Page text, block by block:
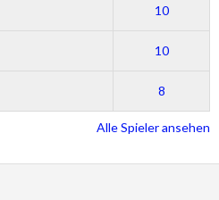
10
10
8
Alle Spieler ansehen